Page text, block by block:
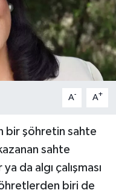
A- A+
bir şöhretin sahte
sahte
da algı çalışması
biri de